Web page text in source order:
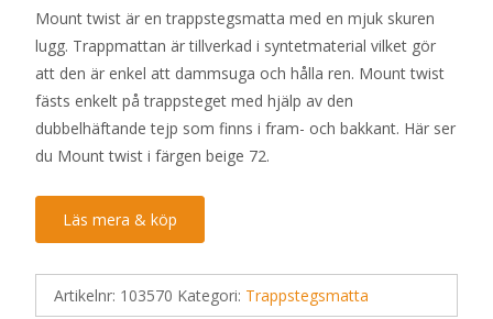
Mount twist är en trappstegsmatta med en mjuk skuren
lugg. Trappmattan är tillverkad i syntetmaterial vilket gör
att den är enkel att dammsuga och hålla ren. Mount twist
fästs enkelt på trappsteget med hjälp av den
dubbelhäftande tejp som finns i fram- och bakkant. Här ser
du Mount twist i färgen beige 72.
Läs mera & köp
Artikelnr: 103570 Kategori: Trappstegsmatta